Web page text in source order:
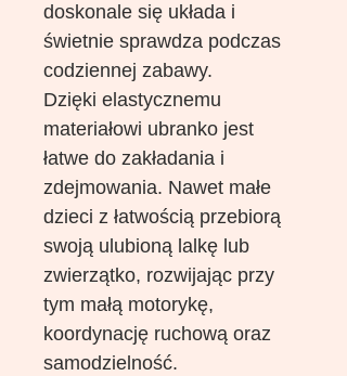
doskonale się układa i
świetnie sprawdza podczas
codziennej zabawy.
Dzięki elastycznemu
materiałowi ubranko jest
łatwe do zakładania i
zdejmowania. Nawet małe
dzieci z łatwością przebiorą
swoją ulubioną lalkę lub
zwierzątko, rozwijając przy
tym małą motorykę,
koordynację ruchową oraz
samodzielność.